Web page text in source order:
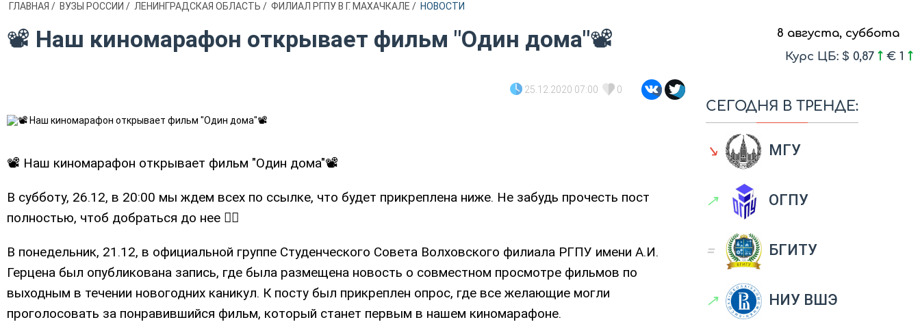
ГЛАВНАЯ / ВУЗЫ РОССИИ / ЛЕНИНГРАДСКАЯ ОБЛАСТЬ / ФИЛИАЛ РГПУ В Г. МАХАЧКАЛЕ / НОВОСТИ
📽 Наш киномарафон открывает фильм "Один дома"📽
25.12.2020 07:00 0
📽 Наш киномарафон открывает фильм "Один дома"📽
В субботу, 26.12, в 20:00 мы ждем всех по ссылке, что будет прикреплена ниже. Не забудь прочесть пост
полностью, чтоб добраться до нее 👇🏻
В понедельник, 21.12, в официальной группе Студенческого Совета Волховского филиала РГПУ имени А.И.
Герцена был опубликована запись, где была размещена новость о совместном просмотре фильмов по
выходным в течении новогодних каникул. К посту был прикреплен опрос, где все желающие могли
проголосовать за понравившийся фильм, который станет первым в нашем киномарафоне.
8 августа, суббота
Курс ЦБ: $ 0,87
€ 1
СЕГОДНЯ В ТРЕНДЕ:
↘ МГУ
↗ ОГПУ
= БГИТУ
↗ НИУ ВШЭ